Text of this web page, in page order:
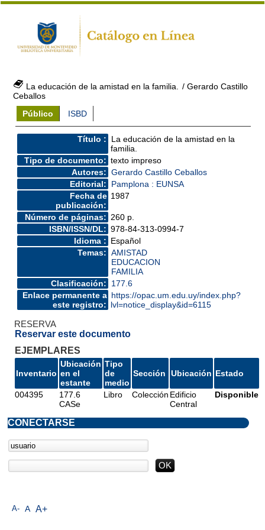
La educación de la amistad en la familia.
/ Gerardo Castillo
Ceballos
Público
ISBD
Título :
La educación de la amistad en la
familia.
Tipo de documento: texto impreso
Autores: Gerardo Castillo Ceballos
Editorial:
Pamplona : EUNSA
Fecha de
publicación:
1987
Número de páginas: 260 p.
ISBN/ISSN/DL: 978-84-313-0994-7
Idioma : Español
Temas: AMISTAD
EDUCACION
FAMILIA
Clasificación:
177.6
Enlace permanente a
este registro:
https://opac.um.edu.uy/index.php?
lvl=notice_display&id=6115
RESERVA
Reservar este documento
EJEMPLARES
Inventario
Ubicación
en el
estante
Tipo
de
medio
Sección Ubicación Estado
004395
177.6
CASe
Libro Colección Edificio
Central
Disponible
A- A A+
CONECTARSE